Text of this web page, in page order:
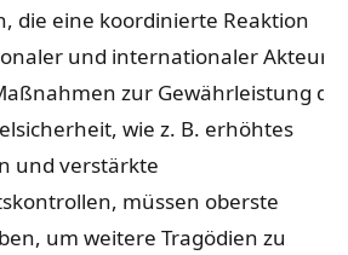
die eine koordinierte Reaktion
und internationaler Akteure
zur Gewährleistung der
wie z. B. erhöhtes
und verstärkte
müssen oberste
um weitere Tragödien zu